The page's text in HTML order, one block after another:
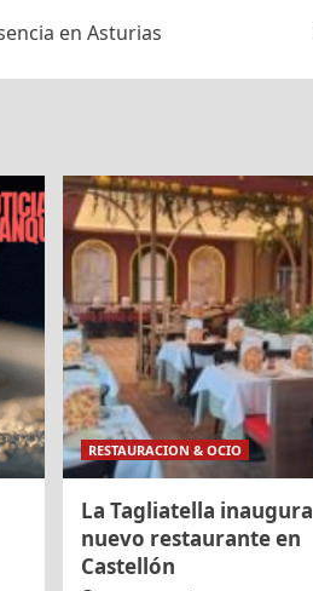
en Asturias
RESTAURACION & OCIO
La Tagliatella inaugura
nuevo restaurante en
Castellón